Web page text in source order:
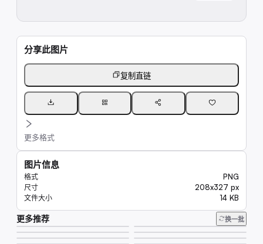
分享此图片
复制直链
更多格式
图片信息
格式 PNG
尺寸 208x327 px
文件大小 14 KB
更多推荐 换一批
62K
8.1K
8.1K
20K
8.0K
13K
6.6K